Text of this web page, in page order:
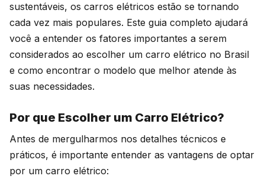
sustentáveis, os carros elétricos estão se tornando
cada vez mais populares. Este guia completo ajudará
você a entender os fatores importantes a serem
considerados ao escolher um carro elétrico no Brasil
e como encontrar o modelo que melhor atende às
suas necessidades.
Por que Escolher um Carro Elétrico?
Antes de mergulharmos nos detalhes técnicos e
práticos, é importante entender as vantagens de optar
por um carro elétrico: